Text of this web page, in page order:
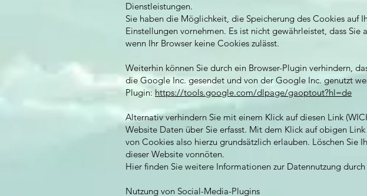
Dienstleistungen.
Sie haben die Möglichkeit, die Speicherung des Cookies auf
Einstellungen vornehmen. Es ist nicht gewährleistet, dass
wenn Ihr Browser keine Cookies zulässt.
Weiterhin können Sie durch ein Browser-Plugin verhindern,
die Google Inc. gesendet und von der Google Inc. genutzt
Plugin: https://tools.google.com/dlpage/gaoptout?hl=de
Alternativ verhindern Sie mit einem Klick auf diesen Link
Website Daten über Sie erfasst. Mit dem Klick auf obigen
von Cookies also hierzu grundsätzlich erlauben. Löschen
dieser Website vonnöten.
Hier finden Sie weitere Informationen zur Datennutzung
Nutzung von Social-Media-Plugins